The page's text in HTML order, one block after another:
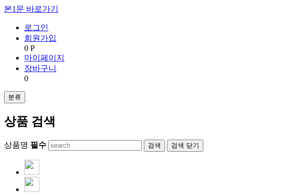
본1문 바로가기
로그인
회원가입
0 P
마이페이지
장바구니
0
분류
상품 검색
상품명 필수 검색 닫기